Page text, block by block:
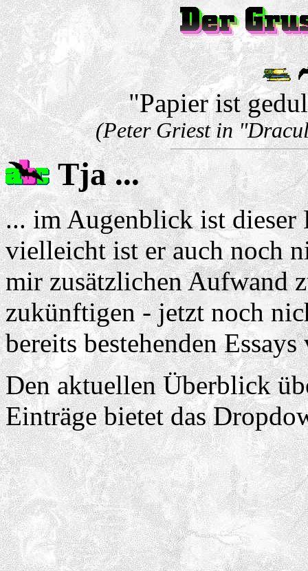
"Papier ist
(Peter Griest in
Tja ...
... im Augenblick ist
vielleicht ist er auch noch
mir zusätzlichen Aufwand
zukünftigen - jetzt noch
bereits bestehenden
Den aktuellen Überblick
Einträge bietet das